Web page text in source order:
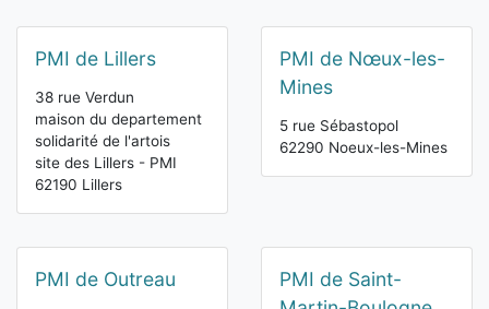
PMI de Lillers
38 rue Verdun
maison du departement
solidarité de l'artois
site des Lillers - PMI
62190 Lillers
PMI de Nœux-les-
Mines
5 rue Sébastopol
62290 Noeux-les-Mines
PMI de Outreau
PMI de Saint-